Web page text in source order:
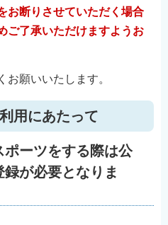
お断りさせていただく場合
ご了承いただけますようお
お願いいたします。
用にあたって
ーツをする際は公
が必要となりま